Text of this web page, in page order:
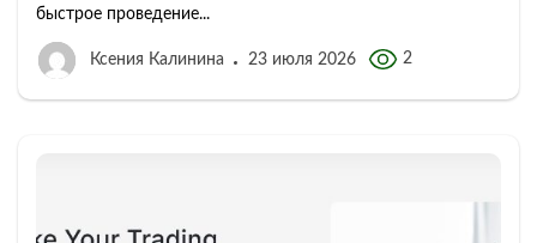
быстрое проведение...
Ксения Калинина 23 июля 2026 2